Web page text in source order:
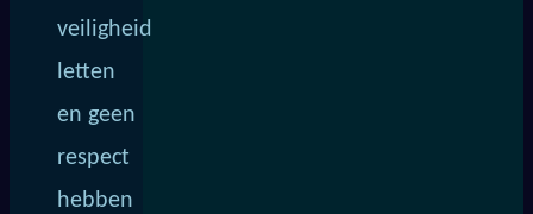
veiligheid
letten
en geen
respect
hebben